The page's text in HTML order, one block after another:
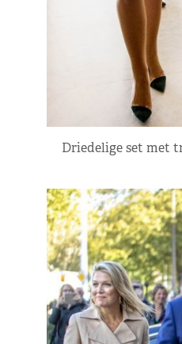
Driedelige set met